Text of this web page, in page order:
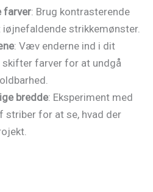
farver: Brug kontrasterende
strikkemønster.
: Væv enderne ind i dit
skifter farver for at undgå
bredde: Eksperiment med
striber for at se, hvad der